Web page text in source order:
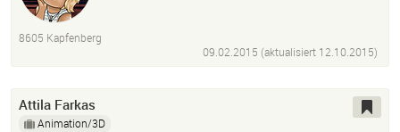
8605 Kapfenberg
09.02.2015 (aktualisiert 12.10.2015)
Attila Farkas
Animation/3D